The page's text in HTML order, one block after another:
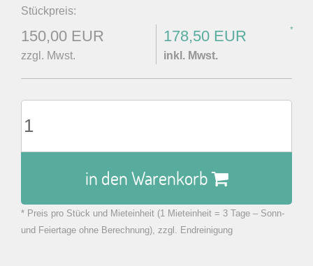
Stückpreis:
150,00 EUR
zzgl. Mwst.
178,50 EUR *
inkl. Mwst.
in den Warenkorb
zu Warenkorb hinzugefügt.
* Preis pro Stück und Mieteinheit (1 Mieteinheit = 3 Tage – Sonn-
und Feiertage ohne Berechnung), zzgl. Endreinigung